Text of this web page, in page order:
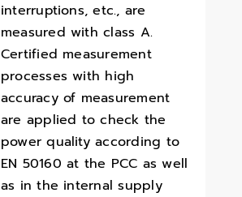
interruptions, etc., are
measured with class A.
Certified measurement
processes with high
accuracy of measurement
are applied to check the
power quality according to
EN 50160 at the PCC as well
as in the internal supply